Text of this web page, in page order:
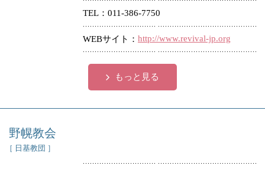
TEL 011-386-7750
WEBサイト http://www.revival-jp.org
もっと見る
野幌教会
［ 日基教団 ］